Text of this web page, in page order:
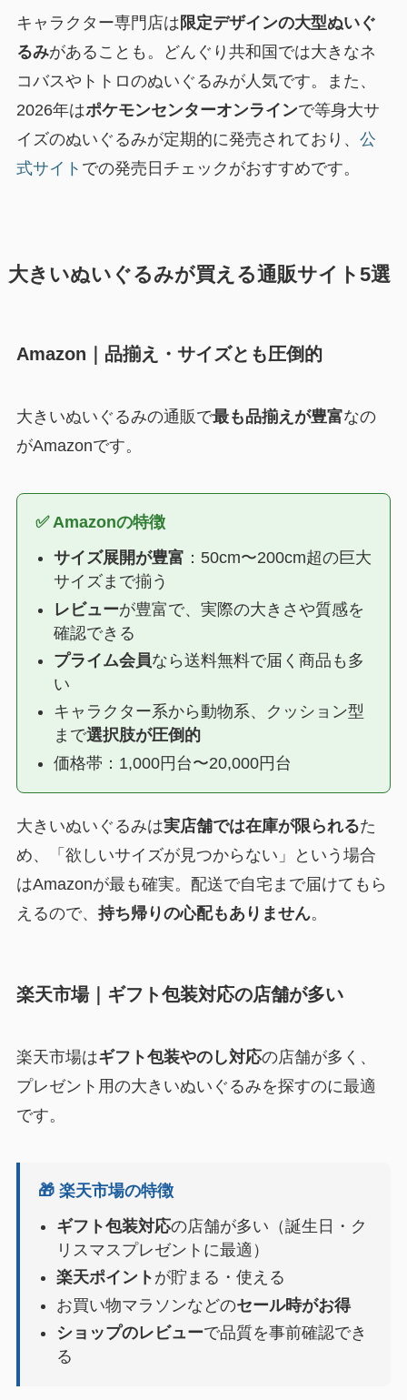
キャラクター専門店は 限定デザインの大型ぬいぐ
るみがあることも。どんぐり共和国では大きなネ
コバスやトトロのぬいぐるみが人気です。また、
2026年はポケモンセンターオンラインで等身大サ
イズのぬいぐるみが定期的に発売されており、 公
式サイト での発売日チェックがおすすめです。
大きいぬいぐるみが買える通販サイト5選
Amazon｜品揃え・サイズとも圧倒的
大きいぬいぐるみの通販で最も品揃えが豊富なの
がAmazonです。
✅ Amazonの特徴
サイズ展開が豊富 ：50cm〜200cm超の巨大
サイズまで揃う
レビューが豊富で、実際の大きさや質感を
確認できる
プライム会員なら送料無料で届く商品も多
い
キャラクター系から動物系、クッション型
まで選択肢が圧倒的
価格帯：1,000円台〜20,000円台
大きいぬいぐるみは実店舗では在庫が限られるた
め、「欲しいサイズが見つからない」という場合
はAmazonが最も確実。配送で自宅まで届けてもら
えるので、 持ち帰りの心配もありません。
楽天市場｜ギフト包装対応の店舗が多い
楽天市場はギフト包装やのし対応の店舗が多く、
プレゼント用の大きいぬいぐるみを探すのに最適
です。
🎁 楽天市場の特徴
ギフト包装対応の店舗が多い（誕生日・ク
リスマスプレゼントに最適）
楽天ポイント が貯まる・使える
お買い物マラソンなどのセール時がお得
ショップのレビューで品質を事前確認でき
る